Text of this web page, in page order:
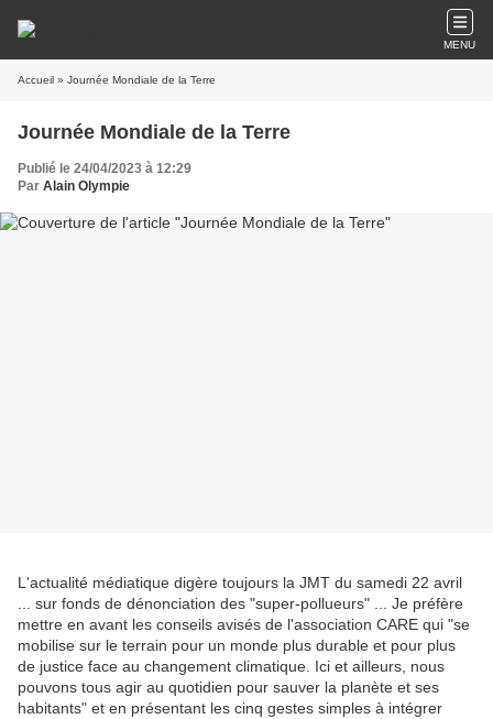
MENU
Accueil » Journée Mondiale de la Terre
Journée Mondiale de la Terre
Publié le 24/04/2023 à 12:29
Par Alain Olympie
L'actualité médiatique digère toujours la JMT du samedi 22 avril
... sur fonds de dénonciation des "super-pollueurs" ... Je préfère
mettre en avant les conseils avisés de l'association CARE qui "se
mobilise sur le terrain pour un monde plus durable et pour plus
de justice face au changement climatique. Ici et ailleurs, nous
pouvons tous agir au quotidien pour sauver la planète et ses
habitants" et en présentant les cinq gestes simples à intégrer